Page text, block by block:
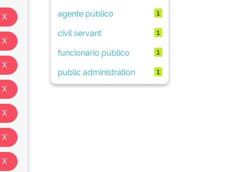
agente público 1
civil servant 1
funcionario público 1
public administration 1